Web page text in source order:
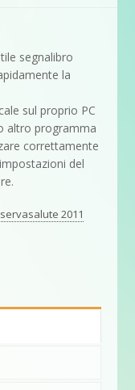
segnalibro
la
sul proprio PC
altro programma
correttamente
del
2011